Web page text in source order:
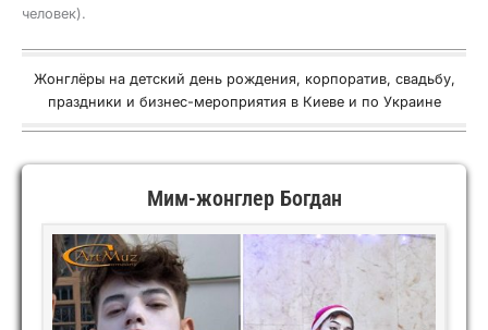
человек).
Жонглёры на детский день рождения, корпоратив, свадьбу,
праздники и бизнес-мероприятия в Киеве и по Украине
Мим-жонглер Богдан